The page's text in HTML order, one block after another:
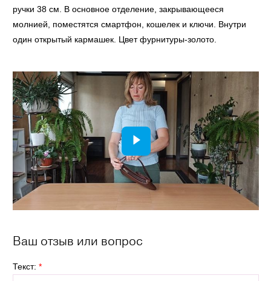
ручки 38 см. В основное отделение, закрывающееся
молнией, поместятся смартфон, кошелек и ключи. Внутри
один открытый кармашек. Цвет фурнитуры-золото.
Ваш отзыв или вопрос
Текст: *